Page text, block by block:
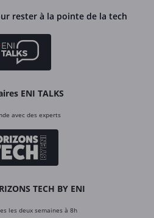
rester à la pointe de la tech
ENI TALKS
avec des experts
TECH BY ENI
les deux semaines à 8h